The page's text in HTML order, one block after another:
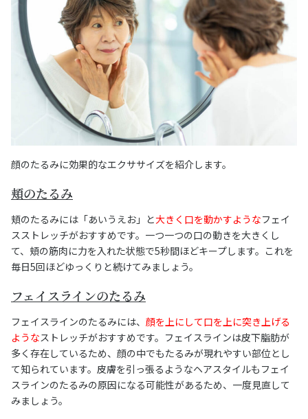
顔のたるみに効果的なエクササイズを紹介します。
頬のたるみ
頬のたるみには「あいうえお」と大きく口を動かすようなフェイ
スストレッチがおすすめです。一つ一つの口の動きを大きくし
て、頬の筋肉に力を入れた状態で5秒間ほどキープします。これを
毎日5回ほどゆっくりと続けてみましょう。
フェイスラインのたるみ
フェイスラインのたるみには、 顔を上にして口を上に突き上げる
ようなストレッチがおすすめです。フェイスラインは皮下脂肪が
多く存在しているため、顔の中でもたるみが現れやすい部位とし
て知られています。皮膚を引っ張るようなヘアスタイルもフェイ
スラインのたるみの原因になる可能性があるため、一度見直して
みましょう。